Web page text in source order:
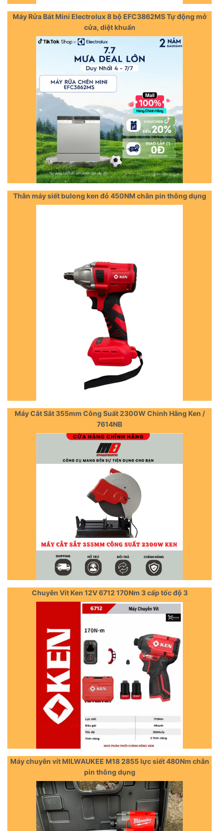
Máy Rửa Bát Mini Electrolux 8 bộ EFC3862MS Tự động mở
cửa, diệt khuẩn
Thân máy siết bulong ken đỏ 450NM chân pin thông dụng
Máy Cắt Sắt 355mm Công Suất 2300W Chinh Hãng Ken /
7614NB
Chuyên Vít Ken 12V 6712 170Nm 3 cấp tốc độ 3
Máy chuyên vít MILWAUKEE M18 2855 lực siết 480Nm chân
pin thông dụng